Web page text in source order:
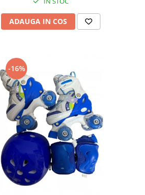
ADAUGA IN COS
-16%